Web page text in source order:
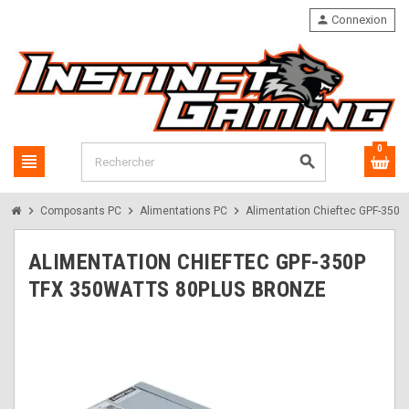
view_headline search
person Connexion
0
chevron_right Composants PC chevron_right Alimentations PC chevron_right Alimentation Chieftec GPF-
ALIMENTATION CHIEFTEC GPF-350P
TFX 350WATTS 80PLUS BRONZE